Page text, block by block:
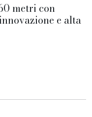
metri con
e alta